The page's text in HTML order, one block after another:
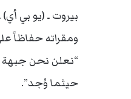
بيروت ـ (يو بي
ومقراته حفاظاً
“نعلن نحن جبهة
حيثما وُجد”.